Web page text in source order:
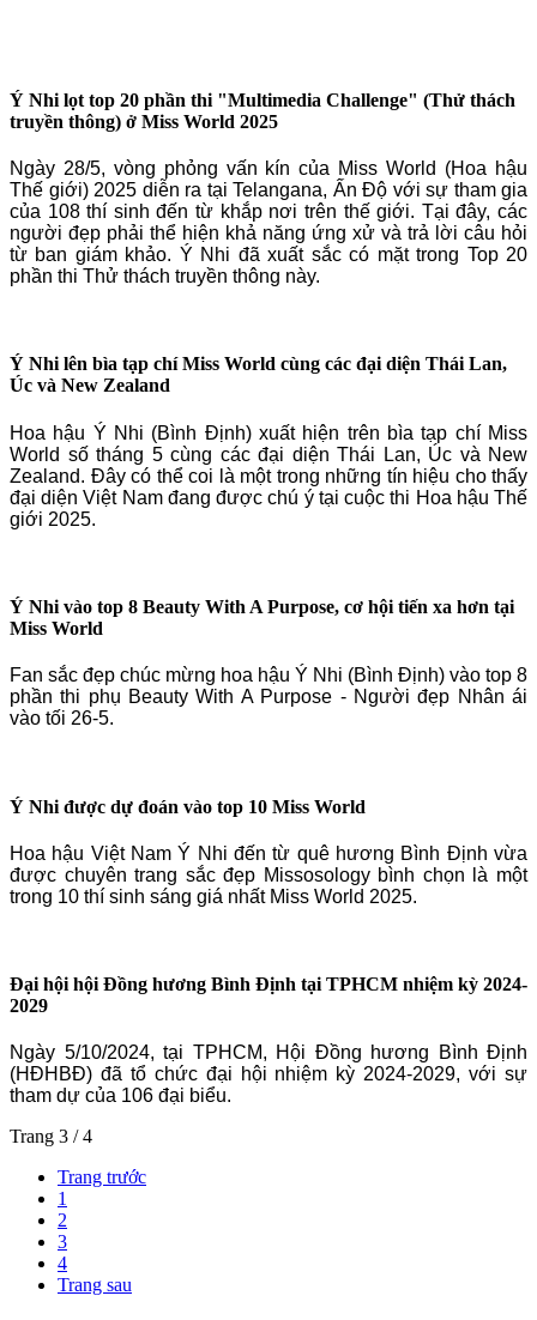
Ý Nhi lọt top 20 phần thi "Multimedia Challenge" (Thử thách
truyền thông) ở Miss World 2025
Ngày 28/5, vòng phỏng vấn kín của Miss World (Hoa hậu
Thế giới) 2025 diễn ra tại Telangana, Ấn Độ với sự tham gia
của 108 thí sinh đến từ khắp nơi trên thế giới. Tại đây, các
người đẹp phải thể hiện khả năng ứng xử và trả lời câu hỏi
từ ban giám khảo. Ý Nhi đã xuất sắc có mặt trong Top 20
phần thi Thử thách truyền thông này.
Ý Nhi lên bìa tạp chí Miss World cùng các đại diện Thái Lan,
Úc và New Zealand
Hoa hậu Ý Nhi (Bình Định) xuất hiện trên bìa tạp chí Miss
World số tháng 5 cùng các đại diện Thái Lan, Úc và New
Zealand. Đây có thể coi là một trong những tín hiệu cho thấy
đại diện Việt Nam đang được chú ý tại cuộc thi Hoa hậu Thế
giới 2025.
Ý Nhi vào top 8 Beauty With A Purpose, cơ hội tiến xa hơn tại
Miss World
Fan sắc đẹp chúc mừng hoa hậu Ý Nhi (Bình Định) vào top 8
phần thi phụ Beauty With A Purpose - Người đẹp Nhân ái
vào tối 26-5.
Ý Nhi được dự đoán vào top 10 Miss World
Hoa hậu Việt Nam Ý Nhi đến từ quê hương Bình Định vừa
được chuyên trang sắc đẹp Missosology bình chọn là một
trong 10 thí sinh sáng giá nhất Miss World 2025.
Đại hội hội Đồng hương Bình Định tại TPHCM nhiệm kỳ 2024-
2029
Ngày 5/10/2024, tại TPHCM, Hội Đồng hương Bình Định
(HĐHBĐ) đã tổ chức đại hội nhiệm kỳ 2024-2029, với sự
tham dự của 106 đại biểu.
Trang 3 / 4
Trang trước
1
2
3
4
Trang sau